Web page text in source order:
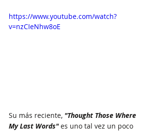
https://www.youtube.com/watch?
v=nzCIeNhw8oE
Su más reciente, "Thought Those Where
My Last Words" es uno tal vez un poco